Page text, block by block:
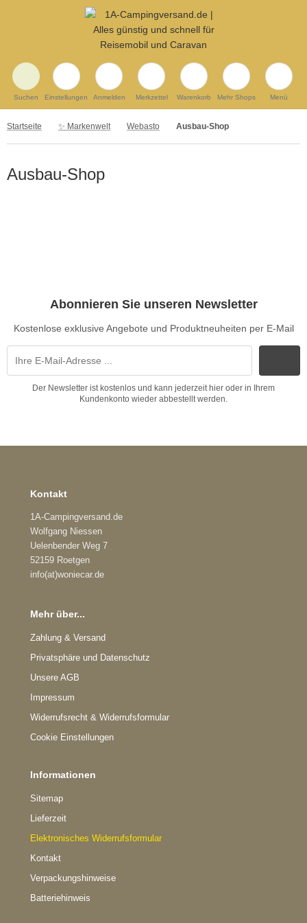
Suchen Einstellungen Anmelden Merkzettel Warenkorb Mehr Shops Menü
Startseite ✨ Markenwelt Webasto Ausbau-Shop
Ausbau-Shop
Abonnieren Sie unseren Newsletter
Kostenlose exklusive Angebote und Produktneuheiten per E-Mail
Der Newsletter ist kostenlos und kann jederzeit hier oder in Ihrem
Kundenkonto wieder abbestellt werden.
Kontakt
1A-Campingversand.de
Wolfgang Niessen
Uelenbender Weg 7
52159 Roetgen
info(at)woniecar.de
Mehr über...
Zahlung & Versand
Privatsphäre und Datenschutz
Unsere AGB
Impressum
Widerrufsrecht & Widerrufsformular
Cookie Einstellungen
Informationen
Sitemap
Lieferzeit
Elektronisches Widerrufsformular
Kontakt
Verpackungshinweise
Batteriehinweis